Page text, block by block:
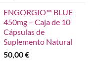
ENGORGIO™ BLUE
450mg – Caja de 10
Cápsulas de
Suplemento Natural
50,00€